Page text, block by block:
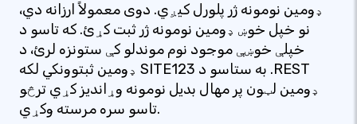
ډومین نومونه ژر پلورل کیږي. دوی معمولاً ارزانه دي،
نو خپل خوښ ډومین نومونه ژر ثبت کړئ. که تاسو د
خپلې خوښې موجود نوم موندلو کې ستونزه لرئ، د
ډومین ثبتوونکي لکه SITE123 به ستاسو د .REST
ډومین لټون پر مهال بدیل نومونه وړاندیز کړي ترڅو
تاسو سره مرسته وکړي.